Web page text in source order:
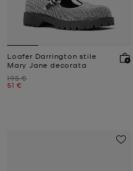
Loafer Darrington stile
Mary Jane decorata
Prezzo iniziale
195 €
Prezzo attuale
51 €